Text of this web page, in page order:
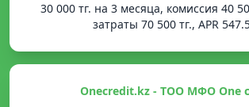
30 000 тг. на 3 месяца, комиссия 40
затраты 70 500 тг., APR
Onecredit.kz - ТОО МФО One